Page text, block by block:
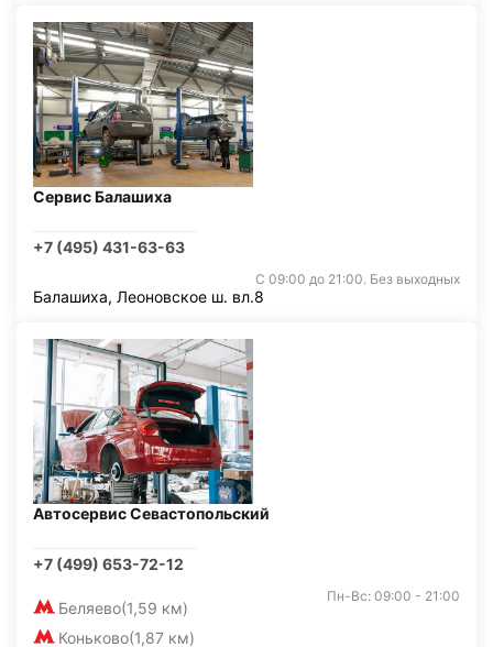
Сервис Балашиха
+7 (495) 431-63-63
С 09:00 до 21:00. Без выходных
Балашиха, Леоновское ш. вл.8
Автосервис Севастопольский
+7 (499) 653-72-12
Беляево(1,59 км)
Коньково(1,87 км)
Пн-Вс: 09:00 - 21:00